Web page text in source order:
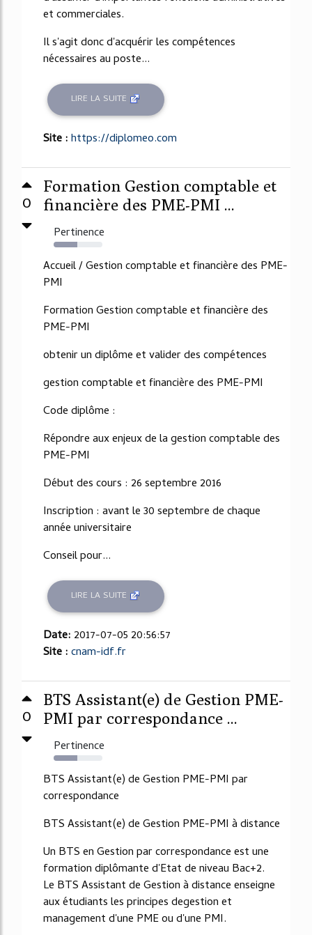
et commerciales.
Il s'agit donc d'acquérir les compétences
nécessaires au poste...
LIRE LA SUITE
Site :https://diplomeo.com
0
Formation Gestion comptable et
financière des PME-PMI ...
Pertinence
49%
Accueil / Gestion comptable et financière des PME-
PMI
Formation Gestion comptable et financière des
PME-PMI
obtenir un diplôme et valider des compétences
gestion comptable et financière des PME-PMI
Code diplôme :
Répondre aux enjeux de la gestion comptable des
PME-PMI
Début des cours : 26 septembre 2016
Inscription : avant le 30 septembre de chaque
année universitaire
Conseil pour...
LIRE LA SUITE
Date: 2017-07-05 20:56:57
Site :cnam-idf.fr
0
BTS Assistant(e) de Gestion PME-
PMI par correspondance ...
Pertinence
48%
BTS Assistant(e) de Gestion PME-PMI par
correspondance
BTS Assistant(e) de Gestion PME-PMI à distance
Un BTS en Gestion par correspondance est une
formation diplômante d'Etat de niveau Bac+2.
Le BTS Assistant de Gestion à distance enseigne
aux étudiants les principes degestion et
management d'une PME ou d'une PMI.